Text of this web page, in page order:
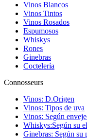
Vinos Blancos
Vinos Tintos
Vinos Rosados
Espumosos
Whiskys
Rones
Ginebras
Coctelería
Connosseurs
Vinos: D.Origen
Vinos: Tipos de uva
Vinos: Según
Whiskys:Según su
Ginebras: Según su